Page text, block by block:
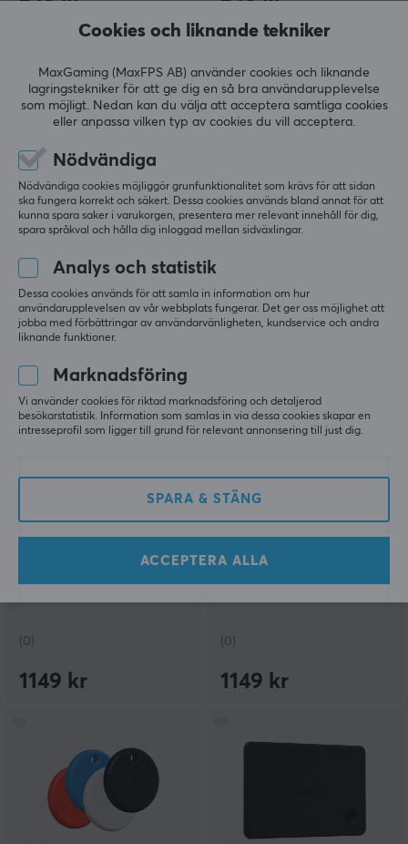
Chipolo
POP - Item Finder -
Svart
(1)
349 kr
Chipolo
POP - Item Finder - Vit
(1)
POP 4-pack - Item
(0)
1149 kr
POP 4-pack - Item
(0)
1149 kr
Cookies och liknande tekniker
MaxGaming (MaxFPS AB) använder cookies och liknande
lagringstekniker för att ge dig en så bra användarupplevelse
som möjligt. Nedan kan du välja att acceptera samtliga cookies
eller anpassa vilken typ av cookies du vill acceptera.
Nödvändiga
Nödvändiga cookies möjliggör grunfunktionalitet som krävs för att sidan
ska fungera korrekt och säkert. Dessa cookies används bland annat för att
kunna spara saker i varukorgen, presentera mer relevant innehåll för dig,
spara språkval och hålla dig inloggad mellan sidväxlingar.
Analys och statistik
Dessa cookies används för att samla in information om hur
användarupplevelsen av vår webbplats fungerar. Det ger oss möjlighet att
jobba med förbättringar av användarvänligheten, kundservice och andra
liknande funktioner.
Marknadsföring
Vi använder cookies för riktad marknadsföring och detaljerad
besökarstatistik. Information som samlas in via dessa cookies skapar en
intresseprofil som ligger till grund för relevant annonsering till just dig.
SPARA & STÄNG
ACCEPTERA ALLA